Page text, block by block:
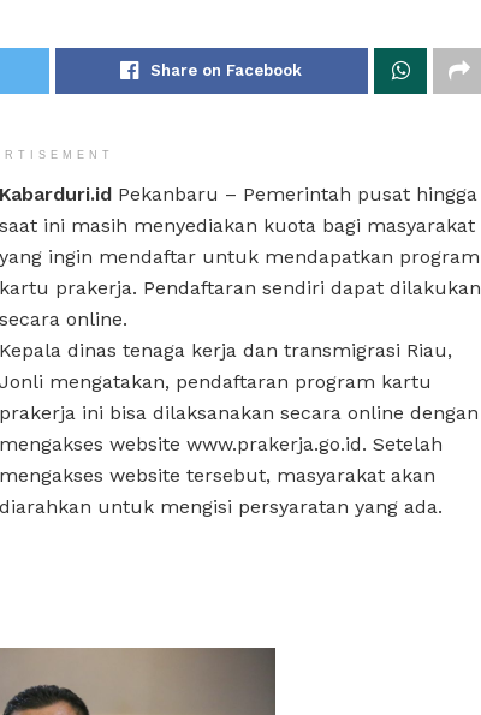
Share on Facebook
Kabarduri.id Pekanbaru – Pemerintah pusat hingga
saat ini masih menyediakan kuota bagi masyarakat
yang ingin mendaftar untuk mendapatkan program
kartu prakerja. Pendaftaran sendiri dapat dilakukan
secara online.
Kepala dinas tenaga kerja dan transmigrasi Riau,
Jonli mengatakan, pendaftaran program kartu
prakerja ini bisa dilaksanakan secara online dengan
mengakses website www.prakerja.go.id. Setelah
mengakses website tersebut, masyarakat akan
diarahkan untuk mengisi persyaratan yang ada.